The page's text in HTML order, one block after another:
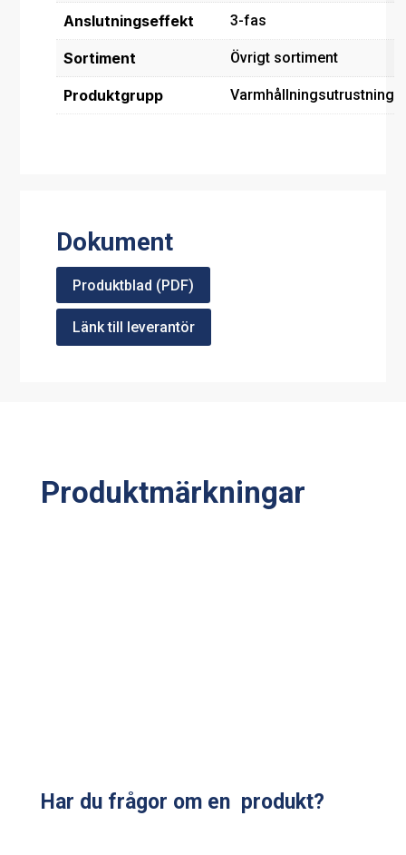
Anslutningseffekt 3-fas
Sortiment Övrigt sortiment
Produktgrupp Varmhållningsutrustning
Dokument
Produktblad (PDF)
Länk till leverantör
Produktmärkningar
Har du frågor om en produkt?